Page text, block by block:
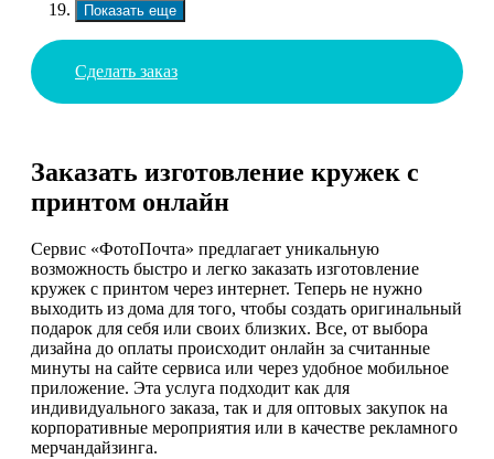
Показать еще
Сделать заказ
Заказать изготовление кружек с
принтом онлайн
Сервис «ФотоПочта» предлагает уникальную
возможность быстро и легко заказать изготовление
кружек с принтом через интернет. Теперь не нужно
выходить из дома для того, чтобы создать оригинальный
подарок для себя или своих близких. Все, от выбора
дизайна до оплаты происходит онлайн за считанные
минуты на сайте сервиса или через удобное мобильное
приложение. Эта услуга подходит как для
индивидуального заказа, так и для оптовых закупок на
корпоративные мероприятия или в качестве рекламного
мерчандайзинга.